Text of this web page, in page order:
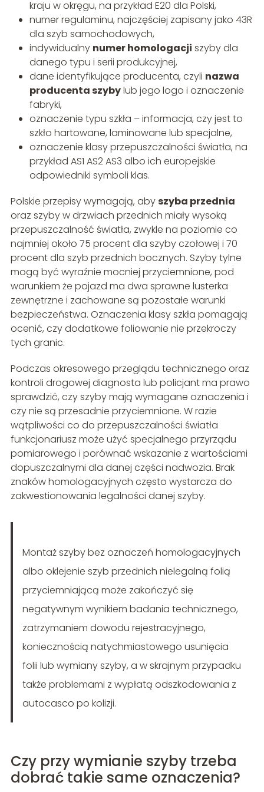
kraju w okręgu, na przykład E20 dla Polski,
numer regulaminu, najczęściej zapisany jako 43R
dla szyb samochodowych,
indywidualny numer homologacji szyby dla
danego typu i serii produkcyjnej,
dane identyfikujące producenta, czyli nazwa
producenta szybylub jego logo i oznaczenie
fabryki,
oznaczenie typu szkła – informacja, czy jest to
szkło hartowane, laminowane lub specjalne,
oznaczenie klasy przepuszczalności światła, na
przykład AS1 AS2 AS3 albo ich europejskie
odpowiedniki symboli klas.
Polskie przepisy wymagają, abyszyba przednia
oraz szyby w drzwiach przednich miały wysoką
przepuszczalność światła, zwykle na poziomie co
najmniej około 75 procent dla szyby czołowej i 70
procent dla szyb przednich bocznych. Szyby tylne
mogą być wyraźnie mocniej przyciemnione, pod
warunkiem że pojazd ma dwa sprawne lusterka
zewnętrzne i zachowane są pozostałe warunki
bezpieczeństwa. Oznaczenia klasy szkła pomagają
ocenić, czy dodatkowe foliowanie nie przekroczy
tych granic.
Podczas okresowego przeglądu technicznego oraz
kontroli drogowej diagnosta lub policjant ma prawo
sprawdzić, czy szyby mają wymagane oznaczenia i
czy nie są przesadnie przyciemnione. W razie
wątpliwości co do przepuszczalności światła
funkcjonariusz może użyć specjalnego przyrządu
pomiarowego i porównać wskazanie z wartościami
dopuszczalnymi dla danej części nadwozia. Brak
znaków homologacyjnych często wystarcza do
zakwestionowania legalności danej szyby.
Montaż szyby bez oznaczeń homologacyjnych
albo oklejenie szyb przednich nielegalną folią
przyciemniającą może zakończyć się
negatywnym wynikiem badania technicznego,
zatrzymaniem dowodu rejestracyjnego,
koniecznością natychmiastowego usunięcia
folii lub wymiany szyby, a w skrajnym przypadku
także problemami z wypłatą odszkodowania z
autocasco po kolizji.
Czy przy wymianie szyby trzeba
dobrać takie same oznaczenia?